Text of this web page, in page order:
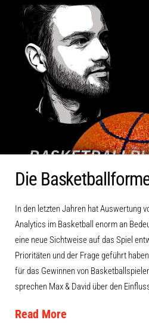
Die
In den letzten Jahren hat Auswertung
Analytics im Basketball enorm an
eine neue Sichtweise auf das Spiel
Prioritäten und der Frage geführt
für das Gewinnen von
sprechen Max & David über den
Read More